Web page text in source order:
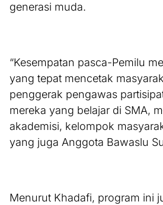
generasi muda.
“Kesempatan pasca-Pemilu
yang tepat mencetak
penggerak pengawas
mereka yang belajar di SMA,
akademisi, kelompok
yang juga Anggota Bawaslu
Menurut Khadafi, program ini